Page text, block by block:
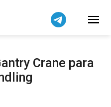
Crane para